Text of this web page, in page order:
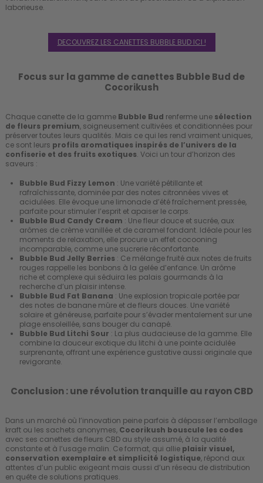
laborieuse.
DECOUVREZ LES CANETTES BUBBLE BUD ICI !
Focus sur la gamme de canettes Bubble Bud de
Cocorikush
Chaque canette de la gamme Bubble Bud renferme une sélection
de fleurs premium, soigneusement cultivées et conditionnées pour
préserver toutes leurs qualités. Mais ce qui les rend vraiment uniques,
ce sont leurs profils aromatiques inspirés de l’univers de la
confiserie et des fruits exotiques. Voici un tour d’horizon des
saveurs :
Bubble Bud Fizzy Lemon : Une variété pétillante et
rafraîchissante, dominée par des notes citronnées vives et
acidulées. Elle évoque une limonade d’été fraîchement pressée,
parfaite pour stimuler l’esprit et apaiser le corps.
Bubble Bud Candy Cream : Une fleur douce et sucrée, aux
arômes de crème vanillée et de caramel fondant. Idéale pour les
moments de relaxation, elle procure un effet cocooning
incomparable, comme une sucrerie réconfortante.
Bubble Bud Jelly Berries : Ce mélange fruité aux notes de fruits
rouges rappelle les bonbons à la gelée d’enfance. Un arôme
riche et complexe qui séduira les palais gourmands à la
recherche d’un plaisir intense.
Bubble Bud Fat Banana : Une explosion tropicale portée par
des notes de banane mûre et de fleurs douces. Une variété
solaire et généreuse, parfaite pour s’évader mentalement sur une
plage ensoleillée, sans bouger du canapé.
Bubble Bud Litchi Sour : La plus audacieuse de la gamme. Elle
combine la douceur exotique du litchi à une pointe acidulée
surprenante, offrant une expérience gustative aussi originale que
revigorante.
Conclusion : une révolution tranquille au rayon CBD
Dans un marché où l’innovation peine parfois à dépasser l’emballage
kraft ou les sachets anonymes, Cocorikush bouscule les codes
avec ses canettes de fleurs CBD au style assumé, à la qualité
constante et à l’usage malin. Ce format, qui allie plaisir visuel,
conservation exemplaire et simplicité logistique, répond aux
attentes d’un public exigeant mais aussi d’un réseau de distribution
en quête de solutions pratiques.